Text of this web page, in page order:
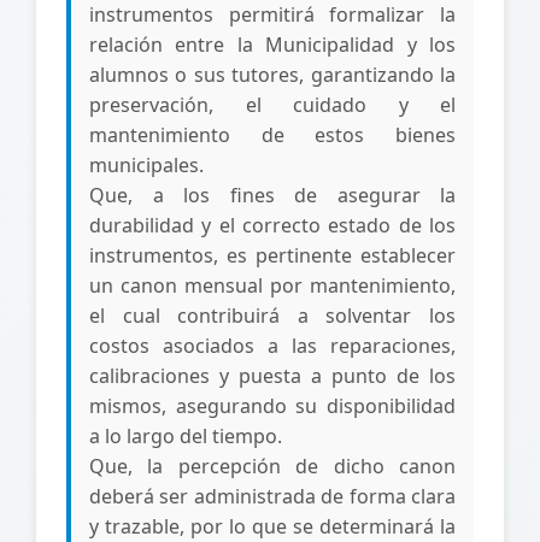
instrumentos permitirá formalizar la
relación entre la Municipalidad y los
alumnos o sus tutores, garantizando la
preservación, el cuidado y el
mantenimiento de estos bienes
municipales.
Que, a los fines de asegurar la
durabilidad y el correcto estado de los
instrumentos, es pertinente establecer
un canon mensual por mantenimiento,
el cual contribuirá a solventar los
costos asociados a las reparaciones,
calibraciones y puesta a punto de los
mismos, asegurando su disponibilidad
a lo largo del tiempo.
Que, la percepción de dicho canon
deberá ser administrada de forma clara
y trazable, por lo que se determinará la